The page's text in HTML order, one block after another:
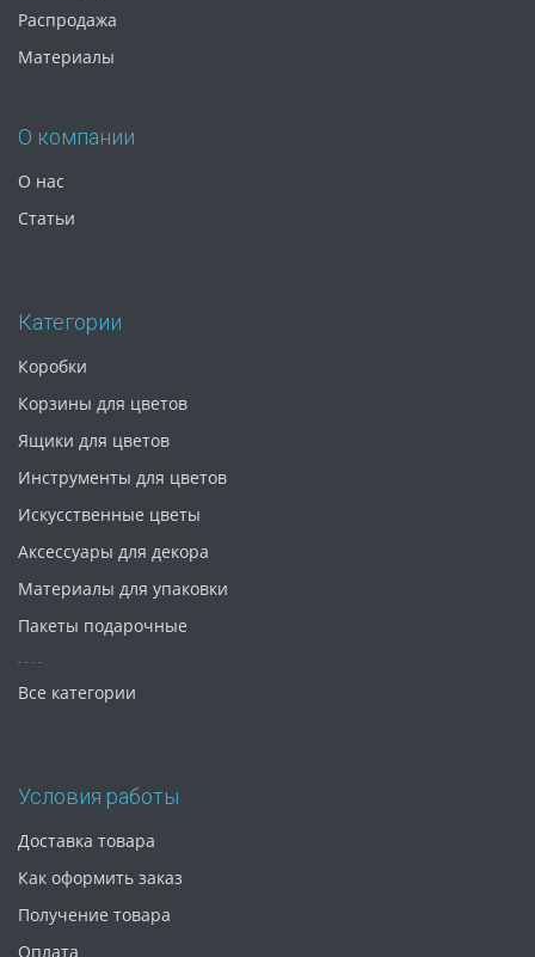
Распродажа
Материалы
О компании
О нас
Статьи
Категории
Коробки
Корзины для цветов
Ящики для цветов
Инструменты для цветов
Искусственные цветы
Аксессуары для декора
Материалы для упаковки
Пакеты подарочные
Все категории
Условия работы
Доставка товара
Как оформить заказ
Получение товара
Оплата